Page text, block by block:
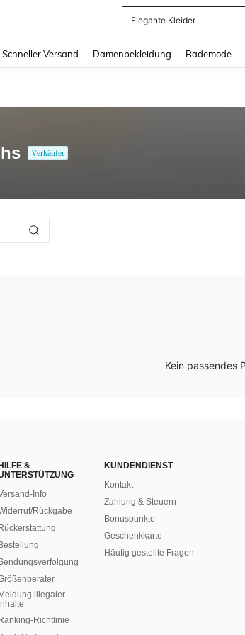
Elegante Kleider
Schneller Versand Damenbekleidung Bademode
Verkäufer
Kein passendes
HILFE &
Info
Rückgabe
Rückerstattung
Bestellung
Meldung illegaler
Inhalte
Ranking-Richtlinie
KUNDENDIENST
Kontakt
Zahlung & Steuern
Bonuspunkte
Geschenkkarte
Häufig gestellte Fragen